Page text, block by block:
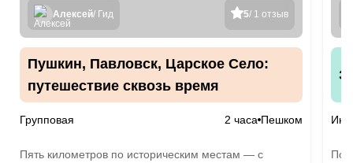
5/ 1 отзыв
Алексей/ Гид
Пушкин, Павловск, Царское Село:
путешествие сквозь время
Групповая 2 часа Пешком
Пять километров по историческим местам — с